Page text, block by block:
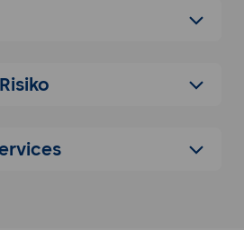
der Entwicklung: Von
Beitrag zur